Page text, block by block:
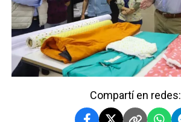
Compartí en redes: